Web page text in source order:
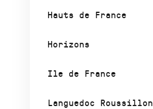
Hauts de France
Horizons
Ile de France
Languedoc Roussillon